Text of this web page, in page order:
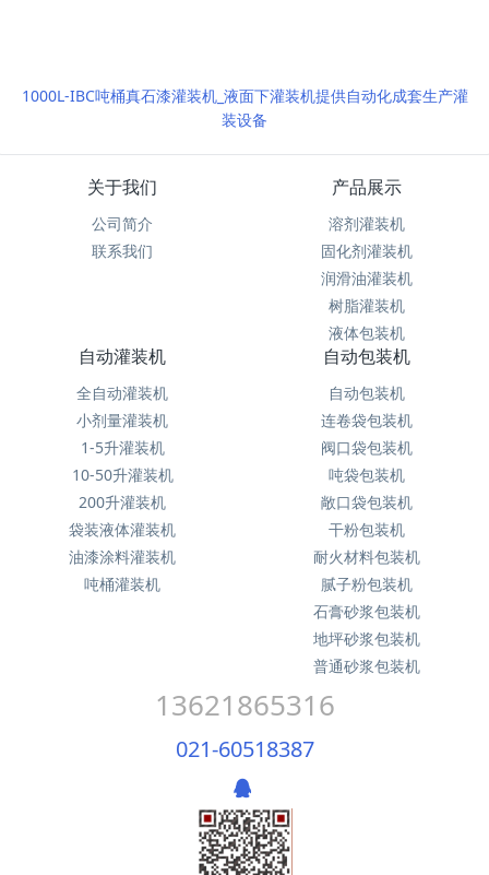
1000L-IBC吨桶真石漆灌装机_液面下灌装机提供自动化成套生产灌
装设备
关于我们
公司简介
联系我们
产品展示
溶剂灌装机
固化剂灌装机
润滑油灌装机
树脂灌装机
液体包装机
自动灌装机
全自动灌装机
小剂量灌装机
1-5升灌装机
10-50升灌装机
200升灌装机
袋装液体灌装机
油漆涂料灌装机
吨桶灌装机
自动包装机
自动包装机
连卷袋包装机
阀口袋包装机
吨袋包装机
敞口袋包装机
干粉包装机
耐火材料包装机
腻子粉包装机
石膏砂浆包装机
地坪砂浆包装机
普通砂浆包装机
13621865316
021-60518387